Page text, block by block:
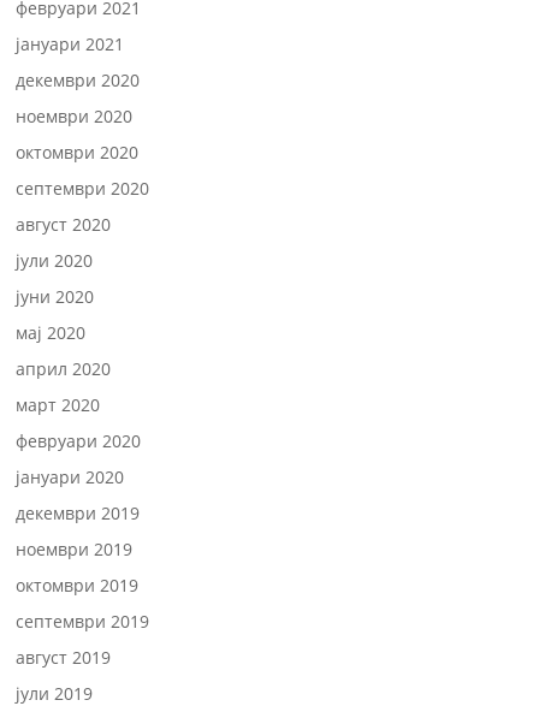
февруари 2021
јануари 2021
декември 2020
ноември 2020
октомври 2020
септември 2020
август 2020
јули 2020
јуни 2020
мај 2020
април 2020
март 2020
февруари 2020
јануари 2020
декември 2019
ноември 2019
октомври 2019
септември 2019
август 2019
јули 2019